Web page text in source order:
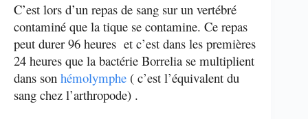
C’est lors d’un repas de sang sur un vertébré
contaminé que la tique se contamine. Ce repas
peut durer 96 heures et c’est dans les premières
24 heures que la bactérie Borrelia se multiplient
dans son hémolymphe ( c’est l’équivalent du
sang chez l’arthropode) .